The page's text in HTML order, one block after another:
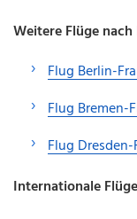
Weitere Flüge
Flug Berlin-
Flug Bremen-
Flug
Internationale